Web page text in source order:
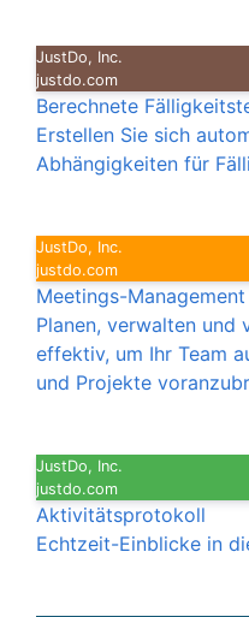
JustDo, Inc.
justdo.com
Berechnete
Erstellen Sie sich
Abhängigkeiten für
JustDo, Inc.
justdo.com
Meetings-Management
Planen, verwalten und
effektiv, um Ihr Team
und Projekte
JustDo, Inc.
justdo.com
Aktivitätsprotokoll
Echtzeit-Einblicke in